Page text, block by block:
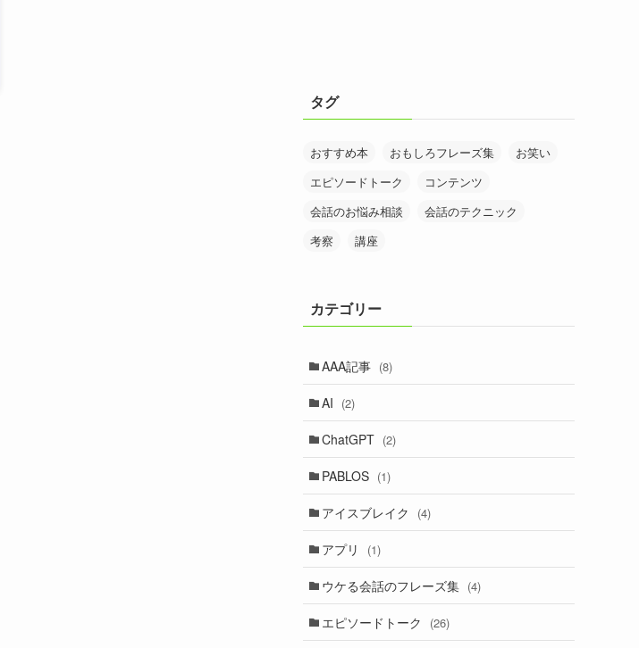
タグ
おすすめ本 おもしろフレーズ集
お笑い
エピソードトーク
コンテンツ
会話のお悩み相談
会話のテクニック
考察
講座
カテゴリー
AAA記事 (8)
AI (2)
ChatGPT (2)
PABLOS (1)
アイスブレイク (4)
アプリ (1)
ウケる会話のフレーズ集 (4)
エピソードトーク (26)